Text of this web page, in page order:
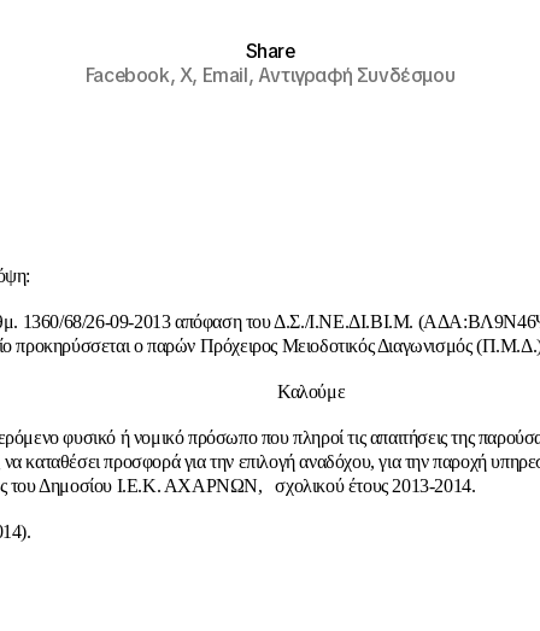
Share
Facebook,X, Email,Αντιγραφή Συνδέσμου
1360/68/26-09-2013 απόφαση του Δ.Σ./Ι.ΝΕ.ΔΙ.ΒΙ.Μ.
προκηρύσσεται ο παρών Πρόχειρος Μειοδοτικός Διαγωνισμός
φυσικό ή νομικό πρόσωπο που πληροί τις απαιτήσεις της
καταθέσει προσφορά για την επιλογή αναδόχου, για την παροχή
του Δημοσίου Ι.Ε.Κ. ΑΧΑΡΝΩΝ, σχολικού έτους 2013-2014.